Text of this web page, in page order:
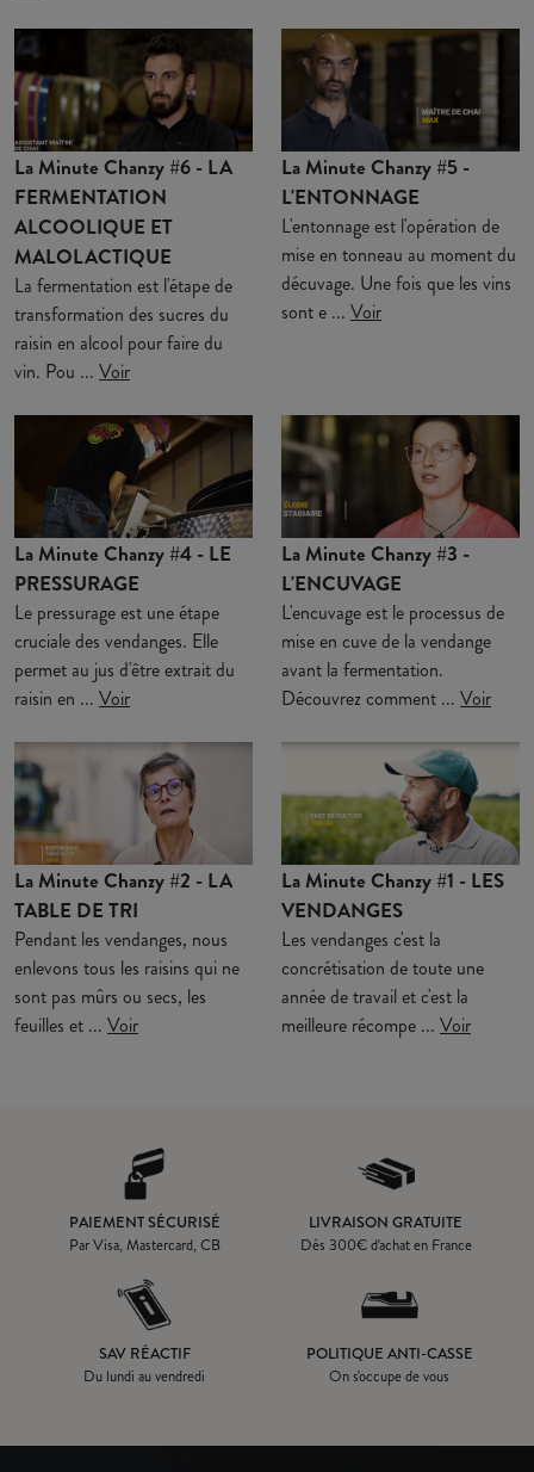
La Minute Chanzy #6 - LA
FERMENTATION
ALCOOLIQUE ET
MALOLACTIQUE
La fermentation est l'étape de
transformation des sucres du
raisin en alcool pour faire du
vin. Pou ... Voir
La Minute Chanzy #5 -
L'ENTONNAGE
L'entonnage est l'opération de
mise en tonneau au moment du
décuvage. Une fois que les vins
sont e ... Voir
La Minute Chanzy #4 - LE
PRESSURAGE
Le pressurage est une étape
cruciale des vendanges. Elle
permet au jus d'être extrait du
raisin en ... Voir
La Minute Chanzy #3 -
L'ENCUVAGE
L'encuvage est le processus de
mise en cuve de la vendange
avant la fermentation.
Découvrez comment ... Voir
La Minute Chanzy #2 - LA
TABLE DE TRI
Pendant les vendanges, nous
enlevons tous les raisins qui ne
sont pas mûrs ou secs, les
feuilles et ... Voir
La Minute Chanzy #1 - LES
VENDANGES
Les vendanges c'est la
concrétisation de toute une
année de travail et c'est la
meilleure récompe ... Voir
PAIEMENT SÉCURISÉ
Par Visa, Mastercard, CB
LIVRAISON GRATUITE
Dès 300€ d'achat en France
SAV RÉACTIF
Du lundi au vendredi
POLITIQUE ANTI-CASSE
On s'occupe de vous